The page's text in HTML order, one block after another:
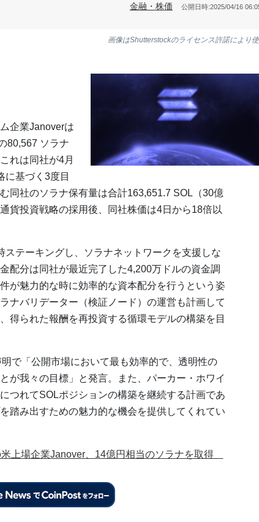
金融・株価 公開日時:2025/04/16
画像はShutterstockのライセンス許諾により
企業Janoverは
80,567 ソラナ
れは同社が4月
に基づく3度目
同社のソラナ保有量は合計163,651.7 SOL（30億
貨投資戦略の採用後、同社株価は4日から18倍以
テーキングし、ソラナネットワークを支援しな
配分は同社が最近完了した4,200万ドルの資金調
が魅力的な時に効率的な資本配分を行うという姿
ナバリデーター（検証ノード）の運営も計画して
得られた報酬を再投資する循環モデルの構築を目
で「公開市場において最も効率的で、透明性の
が我々の目標」と発言。また、パーカー・ホワイ
つれてSOLポジションの構築を継続する計画であ
踏み出すための魅力的な機会を提供してくれてい
上場企業Janover、14億円相当のソラナを取得